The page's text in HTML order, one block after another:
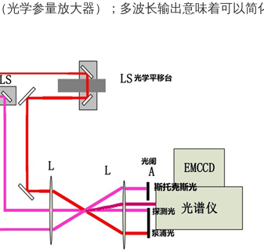
（光学参量放大器）；多波长输出意味着可以